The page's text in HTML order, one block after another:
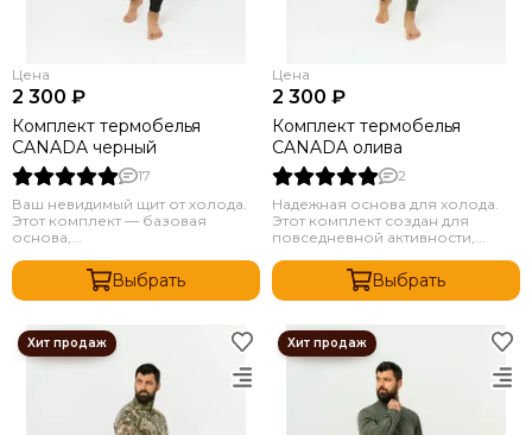
Цена
2 300 ₽
Комплект термобелья
CANADA черный
17
Ваш невидимый щит от холода.
Этот комплект — базовая
основа,...
Выбрать
Цена
2 300 ₽
Комплект термобелья
CANADA олива
2
Надежная основа для холода.
Этот комплект создан для
повседневной активности,...
Выбрать